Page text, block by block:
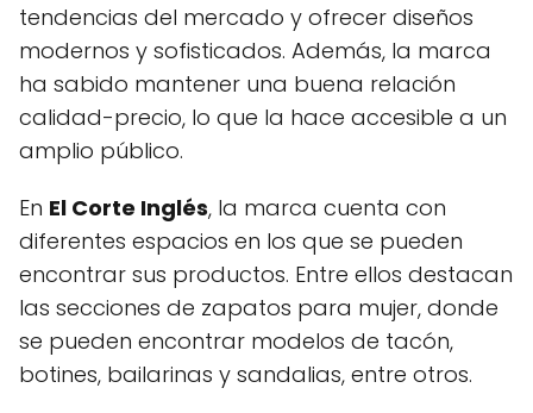
tendencias del mercado y ofrecer diseños
modernos y sofisticados. Además, la marca
ha sabido mantener una buena relación
calidad-precio, lo que la hace accesible a un
amplio público.
En El Corte Inglés, la marca cuenta con
diferentes espacios en los que se pueden
encontrar sus productos. Entre ellos destacan
las secciones de zapatos para mujer, donde
se pueden encontrar modelos de tacón,
botines, bailarinas y sandalias, entre otros.